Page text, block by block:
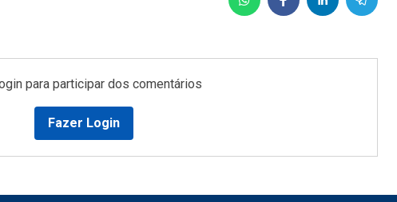
para participar dos comentários
Fazer Login